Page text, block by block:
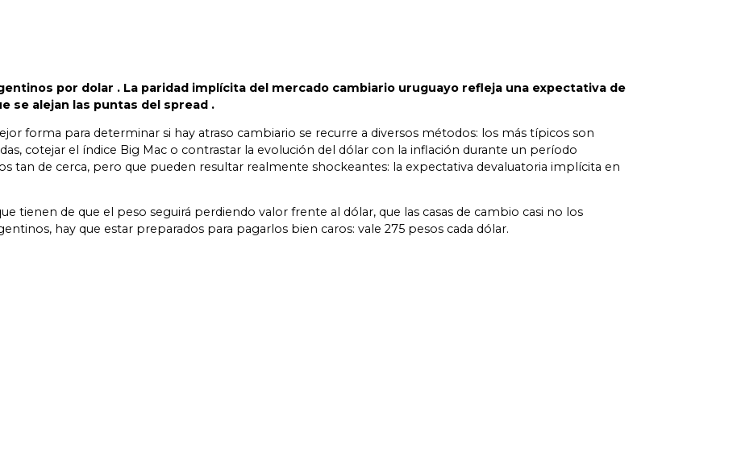
por dolar . La paridad implícita del mercado cambiario uruguayo refleja una expectativa de
se alejan las puntas del spread .
forma para determinar si hay atraso cambiario se recurre a diversos métodos: los más típicos son
cotejar el índice Big Mac o contrastar la evolución del dólar con la inflación durante un período
tan de cerca, pero que pueden resultar realmente shockeantes: la expectativa devaluatoria implícita en
tienen de que el peso seguirá perdiendo valor frente al dólar, que las casas de cambio casi no los
hay que estar preparados para pagarlos bien caros: vale 275 pesos cada dólar.